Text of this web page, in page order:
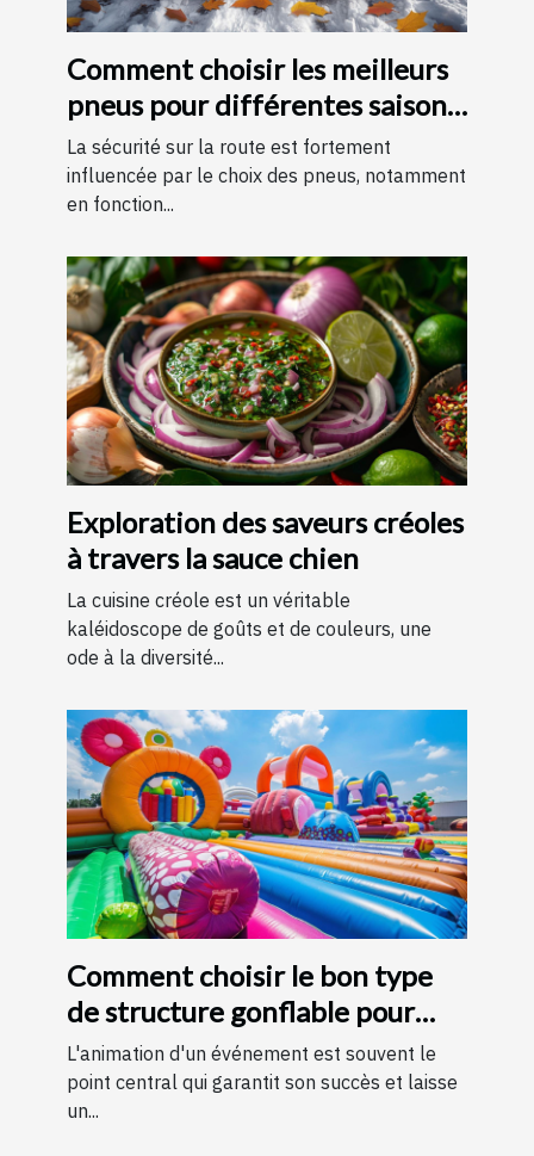
Comment choisir les meilleurs
pneus pour différentes saisons
?
La sécurité sur la route est fortement
influencée par le choix des pneus, notamment
en fonction...
Exploration des saveurs créoles
à travers la sauce chien
La cuisine créole est un véritable
kaléidoscope de goûts et de couleurs, une
ode à la diversité...
Comment choisir le bon type
de structure gonflable pour
votre événement
L'animation d'un événement est souvent le
point central qui garantit son succès et laisse
un...